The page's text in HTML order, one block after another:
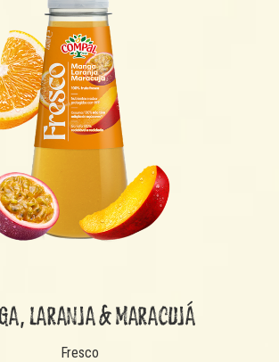
LARANJA & MARACUJÁ
Fresco